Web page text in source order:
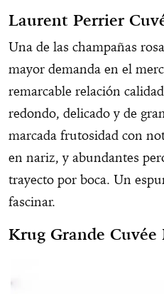
Laurent Perrier
Una de las champañas
mayor demanda en el
remarcable relación
redondo, delicado y de
marcada frutosidad con
en nariz, y abundantes
trayecto por boca. Un
fascinar.
Krug Grande Cuvée